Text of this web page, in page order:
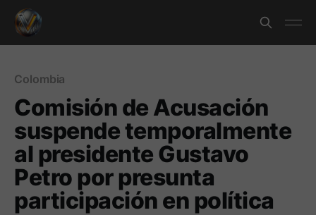
Colombia
Comisión de Acusación
suspende temporalmente
al presidente Gustavo
Petro por presunta
participación en política